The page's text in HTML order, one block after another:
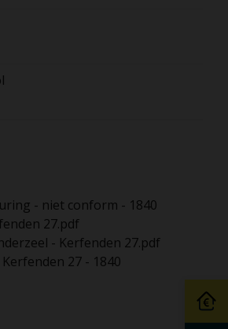
- niet conform - 1840
27.pdf
- Kerfenden 27.pdf
27 - 1840